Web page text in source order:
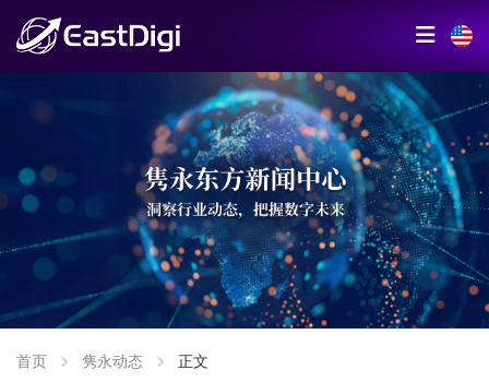
首页 隽永动态 正文